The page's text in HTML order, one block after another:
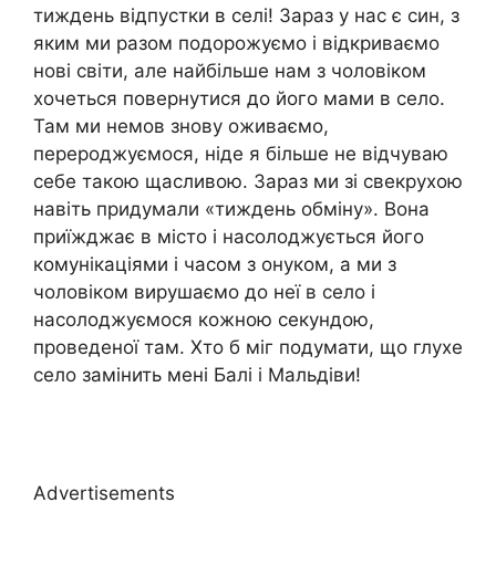
тиждень відпустки в селі! Зараз у нас є син, з
яким ми разом подорожуємо і відкриваємо
нові світи, але найбільше нам з чоловіком
хочеться повернутися до його мами в село.
Там ми немов знову оживаємо,
перероджуємося, ніде я більше не відчуваю
себе такою щасливою. Зараз ми зі свекрухою
навіть придумали «тиждень обміну». Вона
приїжджає в місто і насолоджується його
комунікаціями і часом з онуком, а ми з
чоловіком вирушаємо до неї в село і
насолоджуємося кожною секундою,
проведеної там. Хто б міг подумати, що глухе
село замінить мені Балі і Мальдіви!
Advertisements